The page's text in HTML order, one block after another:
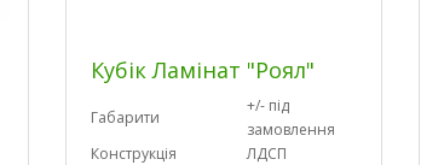
Кубік Ламінат "Роял"
Габарити
+/- під
замовлення
Конструкція
ЛДСП